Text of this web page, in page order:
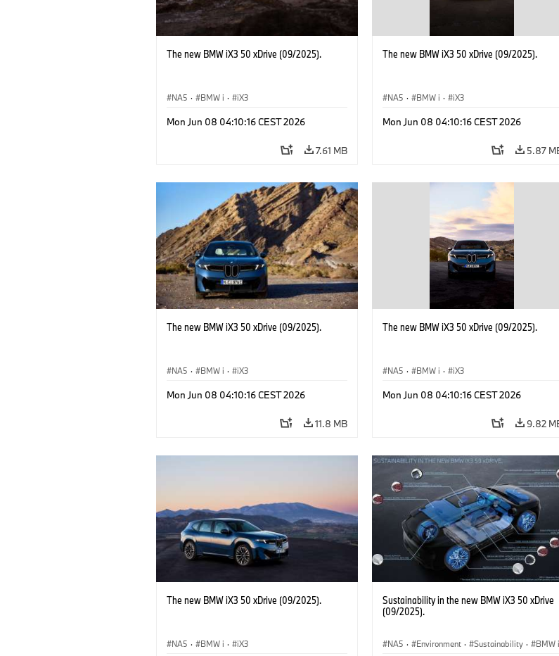
The new BMW iX3 50 xDrive (09/2025).
NA5 · BMW i · iX3
Mon Jun 08 04:10:16 CEST 2026
7.61 MB
The new BMW iX3 50 xDrive (09/2025).
NA5 · BMW i · iX3
Mon Jun 08 04:10:16 CEST 2026
5.87
The new BMW iX3 50 xDrive (09/2025).
NA5 · BMW i · iX3
Mon Jun 08 04:10:16 CEST 2026
11.8 MB
The new BMW iX3 50 xDrive (09/2025).
NA5 · BMW i · iX3
Mon Jun 08 04:10:16 CEST 2026
9.82
The new BMW iX3 50 xDrive (09/2025).
NA5 · BMW i · iX3
Sustainability in the new BMW iX3 50 xDrive
(09/2025).
NA5 · Environment · Sustainability ·
BMW i